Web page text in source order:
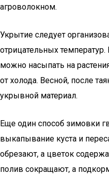
агроволокном.
Укрытие следует
отрицательных
можно насыпать на
от холода. Весной, после
укрывной материал.
Еще один способ зимовки
выкапывание куста и
обрезают, а цветок
полив сокращают, а